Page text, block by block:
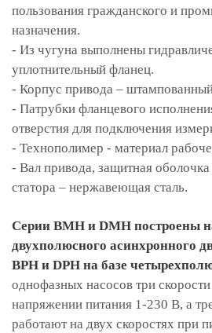
пользования гражданского и
назначения.
- Из чугуна выполнены
уплотнительный фланец.
- Корпус привода –
- Патрубки фланцевого
отверстия для подключения
- Технополимер - материал
- Вал привода, защитная
статора – нержавеющая сталь.
Серии BMH и DMH построены
двухполюсного асинхронного
BPH и DPH на базе
однофазных насосов три
напряжении питания 1-230 В, а
работают на двух скоростях при